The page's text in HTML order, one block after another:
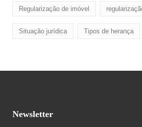
Regularização de imóvel
Situação jurídica Tipos de herança
Newsletter